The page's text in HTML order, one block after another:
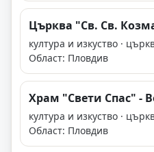
Църква "Св. Св.
култура и изкуство ·
Област: Пловдив
Храм "Свети Спас" -
култура и изкуство ·
Област: Пловдив